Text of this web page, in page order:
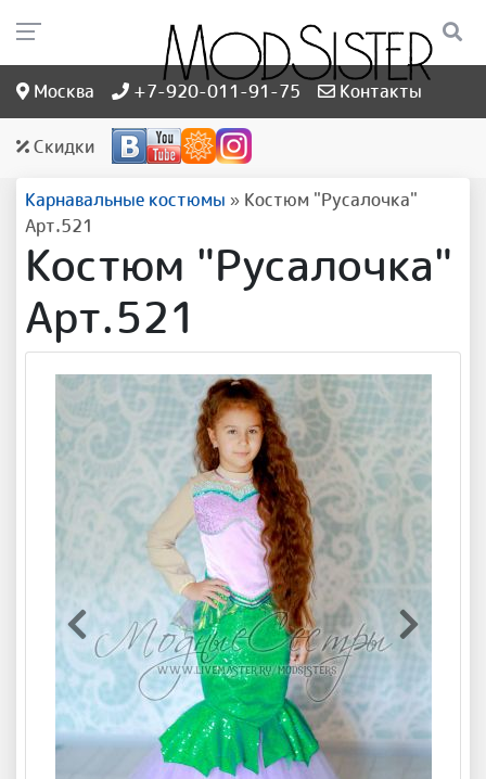
Москва +7-920-011-91-75 Контакты
Скидки
Карнавальные костюмы » Костюм "Русалочка"
Арт.521
Костюм "Русалочка"
Арт.521
Предыдущая